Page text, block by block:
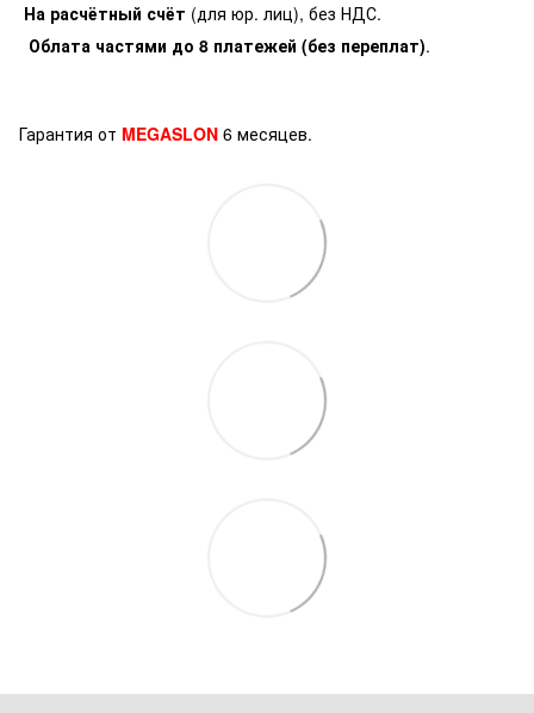
На расчётный счёт (для юр. лиц), без НДС.
Облата частями до 8 платежей (без переплат).
Гарантия от MEGASLON 6 месяцев.